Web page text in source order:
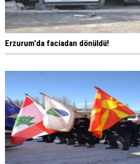
Erzurum'da faciadan dönüldü!